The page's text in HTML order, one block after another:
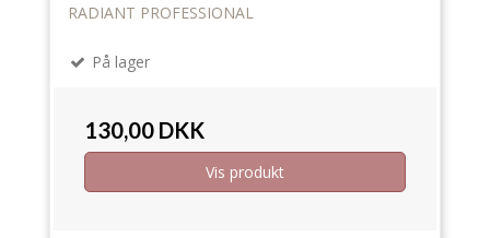
RADIANT PROFESSIONAL
På lager
130,00 DKK
Vis produkt